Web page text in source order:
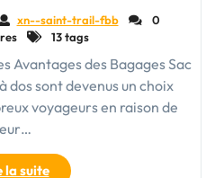
pour
une
Aventure
Réussie"
xn--saint-trail-fbb
0
13 tags
Avantages des Bagages Sac
dos sont devenus un choix
voyageurs en raison de
la suite"Mes